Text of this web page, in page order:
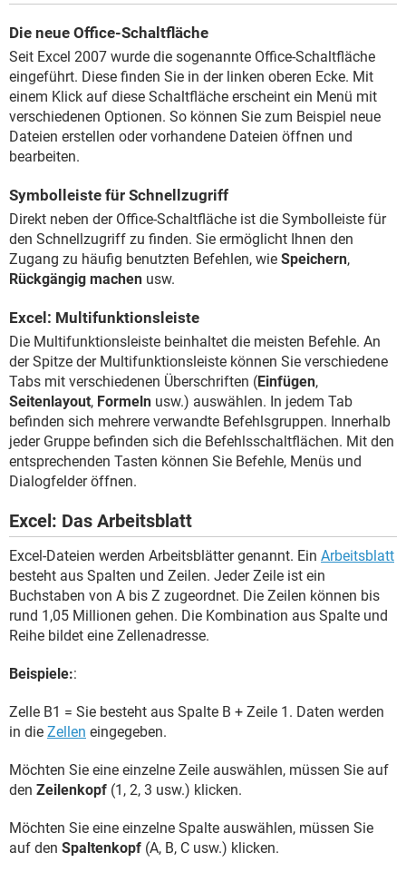
Die neue Office-Schaltfläche
Seit Excel 2007 wurde die sogenannte Office-Schaltfläche
eingeführt. Diese finden Sie in der linken oberen Ecke. Mit
einem Klick auf diese Schaltfläche erscheint ein Menü mit
verschiedenen Optionen. So können Sie zum Beispiel neue
Dateien erstellen oder vorhandene Dateien öffnen und
bearbeiten.
Symbolleiste für Schnellzugriff
Direkt neben der Office-Schaltfläche ist die Symbolleiste für
den Schnellzugriff zu finden. Sie ermöglicht Ihnen den
Zugang zu häufig benutzten Befehlen, wie Speichern,
Rückgängig machen usw.
Excel: Multifunktionsleiste
Die Multifunktionsleiste beinhaltet die meisten Befehle. An
der Spitze der Multifunktionsleiste können Sie verschiedene
Tabs mit verschiedenen Überschriften (Einfügen,
Seitenlayout, Formeln usw.) auswählen. In jedem Tab
befinden sich mehrere verwandte Befehlsgruppen. Innerhalb
jeder Gruppe befinden sich die Befehlsschaltflächen. Mit den
entsprechenden Tasten können Sie Befehle, Menüs und
Dialogfelder öffnen.
Excel: Das Arbeitsblatt
Excel-Dateien werden Arbeitsblätter genannt. Ein Arbeitsblatt
besteht aus Spalten und Zeilen. Jeder Zeile ist ein
Buchstaben von A bis Z zugeordnet. Die Zeilen können bis
rund 1,05 Millionen gehen. Die Kombination aus Spalte und
Reihe bildet eine Zellenadresse.
Beispiele::
Zelle B1 = Sie besteht aus Spalte B + Zeile 1. Daten werden
in die Zellen eingegeben.
Möchten Sie eine einzelne Zeile auswählen, müssen Sie auf
den Zeilenkopf (1, 2, 3 usw.) klicken.
Möchten Sie eine einzelne Spalte auswählen, müssen Sie
auf den Spaltenkopf (A, B, C usw.) klicken.